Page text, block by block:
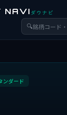
NAVI ダウナビ
🔍
ンダード